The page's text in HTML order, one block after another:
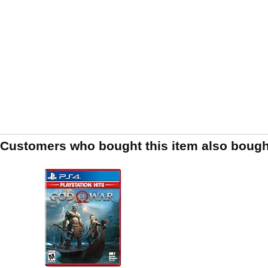
Customers who bought this item also